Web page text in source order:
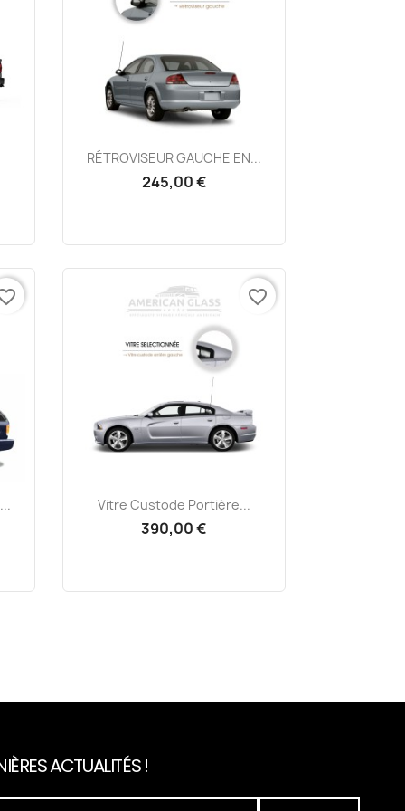
Aperçu rapide
RÉTROVISEUR GAUCHE EN...
245,00 €
Aperçu rapide
Vitre Custode Portière...
390,00 €
favorite_border
ACTUALITÉS !